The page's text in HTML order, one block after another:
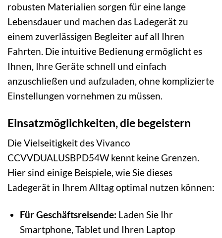
robusten Materialien sorgen für eine lange
Lebensdauer und machen das Ladegerät zu
einem zuverlässigen Begleiter auf all Ihren
Fahrten. Die intuitive Bedienung ermöglicht es
Ihnen, Ihre Geräte schnell und einfach
anzuschließen und aufzuladen, ohne komplizierte
Einstellungen vornehmen zu müssen.
Einsatzmöglichkeiten, die begeistern
Die Vielseitigkeit des Vivanco
CCVVDUALUSBPD54W kennt keine Grenzen.
Hier sind einige Beispiele, wie Sie dieses
Ladegerät in Ihrem Alltag optimal nutzen können:
Für Geschäftsreisende: Laden Sie Ihr
Smartphone, Tablet und Ihren Laptop